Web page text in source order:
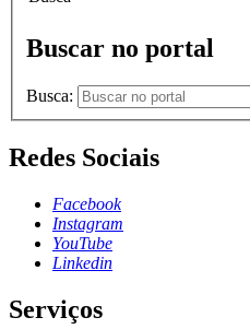
Buscar no portal
Busca:
Redes Sociais
Facebook
Instagram
YouTube
Linkedin
Serviços